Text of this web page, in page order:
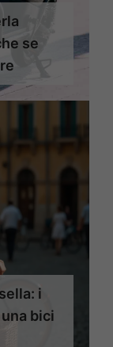
se
i
bici